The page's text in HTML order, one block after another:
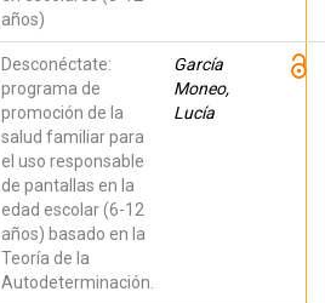
años)
Gutiérrez,
Ana
Desconéctate:
programa de
promoción de la
salud familiar para
el uso responsable
de pantallas en la
edad escolar (6-12
años) basado en la
Teoría de la
Autodeterminación.
García
Moneo,
Lucía